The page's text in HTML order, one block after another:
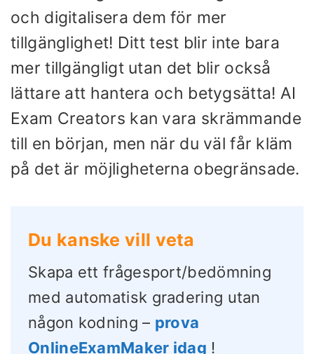
och digitalisera dem för mer
tillgänglighet! Ditt test blir inte bara
mer tillgängligt utan det blir också
lättare att hantera och betygsätta! AI
Exam Creators kan vara skrämmande
till en början, men när du väl får kläm
på det är möjligheterna obegränsade.
Du kanske vill veta
Skapa ett frågesport/bedömning
med automatisk gradering utan
någon kodning – prova
OnlineExamMaker idag !